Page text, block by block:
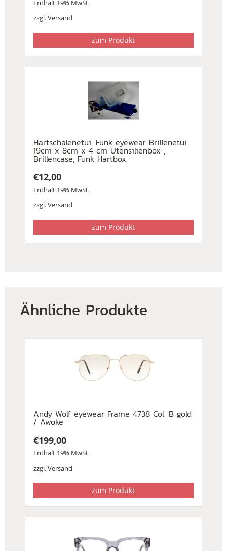
Enthält 19% MwSt.
zzgl.Versand
zum Produkt
Hartschalenetui, Funk eyewear Brillenetui
19cm x 8cm x 4 cm Utensilienbox ,
Brillencase, Funk Hartbox,
€12,00
Enthält 19% MwSt.
zzgl.Versand
zum Produkt
Ähnliche Produkte
Andy Wolf eyewear Frame 4738 Col. B gold
/ Awoke
€199,00
Enthält 19% MwSt.
zzgl.Versand
zum Produkt